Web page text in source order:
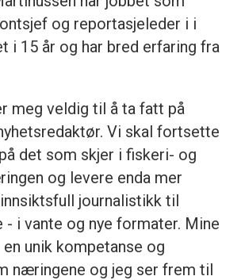
og reportasjeleder i i
i 15 år og har bred erfaring fra
meg veldig til å ta fatt på
Vi skal fortsette
det som skjer i fiskeri- og
og levere enda mer
journalistikk til
- i vante og nye formater. Mine
unik kompetanse og
næringene og jeg ser frem til